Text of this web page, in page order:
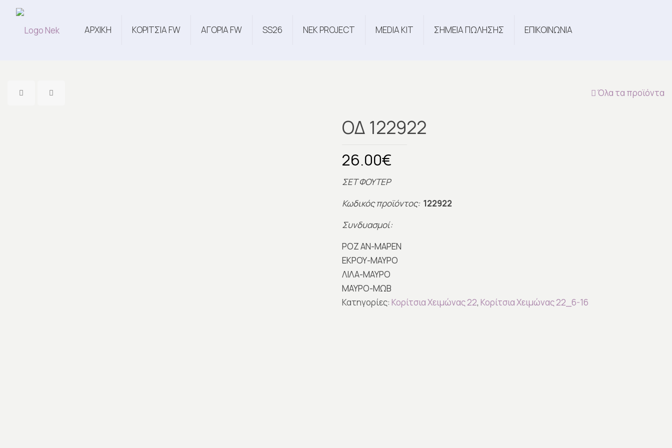
ΑΡΧΙΚΗ ΚΟΡΙΤΣΙΑ FW ΑΓΟΡΙΑ FW SS26 NEK PROJECT MEDIA KIT ΣΗΜΕΙΑ ΠΩΛΗΣΗΣ ΕΠΙΚΟΙΝΩΝΙΑ
Όλα τα προϊόντα
ΟΔ 122922
26.00€
ΣΕΤ ΦΟΥΤΕΡ
Κωδικός προϊόντος: 122922
Συνδυασμοί:
ΡΟΖ ΑΝ-ΜΑΡΕΝ
ΕΚΡΟΥ-ΜΑΥΡΟ
ΛΙΛΑ-ΜΑΥΡΟ
ΜΑΥΡΟ-ΜΩΒ
Κατηγορίες: Κορίτσια Χειμώνας 22, Κορίτσια Χειμώνας 22_6-16